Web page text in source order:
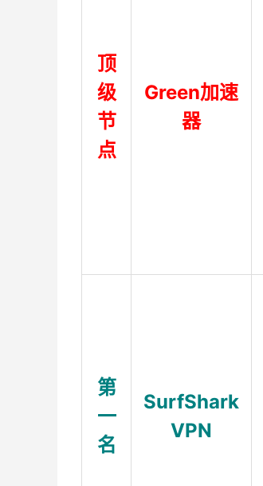
顶
级
节
点
Green加速
器
第
一
名
SurfShark
VPN